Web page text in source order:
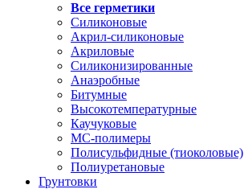
Все герметики
Силиконовые
Акрил-силиконовые
Акриловые
Силиконизированные
Анаэробные
Битумные
Высокотемпературные
Каучуковые
МС-полимеры
Полисульфидные (тиоколовые)
Полиуретановые
Грунтовки